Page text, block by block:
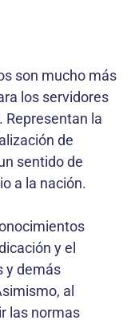
son mucho más
los servidores
Representan la
de
sentido de
a la nación.
y el
y demás
al
las normas